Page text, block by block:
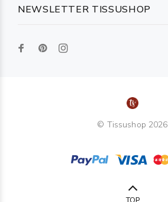
NEWSLETTER TISSUSHOP
© Tissushop 2026